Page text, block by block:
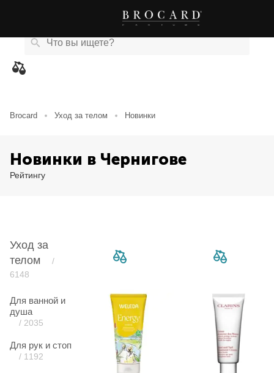
Brocard Уход за телом Новинки
Новинки в Чернигове
Рейтингу
Уход за
телом
/
6148
Для ванной и
душа
/ 2035
Для рук и стоп
/ 1192